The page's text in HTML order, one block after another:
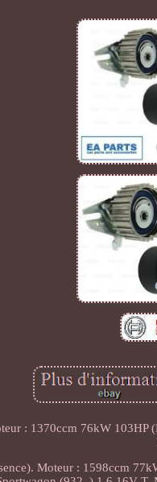
: 1370ccm 76kW 103HP
Moteur : 1598ccm